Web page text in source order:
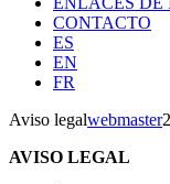
CONTACTO
ES
EN
FR
Aviso legalwebmaster
AVISO LEGAL